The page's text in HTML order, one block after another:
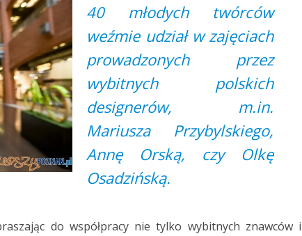
40 młodych twórców
weźmie udział w zajęciach
prowadzonych przez
wybitnych polskich
designerów, m.in.
Mariusza Przybylskiego,
Annę Orską, czy Olkę
Osadzińską.
do współpracy nie tylko wybitnych znawców i